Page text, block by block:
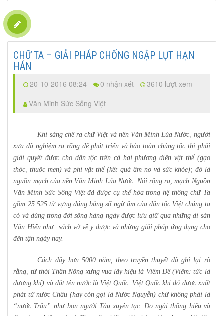
CHỮ TA – GIẢI PHÁP CHỐNG NGẬP LỤT HẠN
HÁN
20-10-2016 08:24 0 nhận xét
3610 lượt xem
Văn Minh Sức Sống Việt
Khi sáng chế ra chữ Việt và nền Văn Minh Lúa Nước, người
xưa đã nghiệm ra rằng để phát triển và bảo toàn chủng tộc thì phải
giải quyết được cho dân tộc trên cả hai phương diện vật thể (gạo
thóc, thuốc men) và phi vật thể (kết quả ấm no và sức khỏe); đó là
nguồn mạch của nền Văn Minh Lúa Nước. Nói rộng ra, mạch Nguồn
Văn Minh Sức Sống Việt đã được cụ thể hóa trong hệ thống chữ Ta
gồm 25.525 từ vựng đúng bằng số ngữ âm của dân tộc Việt chúng ta
có và dùng trong đời sống hàng ngày được lưu giữ qua những di sản
Văn Hiến như: sách vở về y dược và những giải pháp ứng dụng cho
đến tận ngày nay.
Cách đây hơn 5000 năm, theo truyền thuyết đã ghi lại rõ
rằng, từ thời Thần Nông xưng vua lấy hiệu là Viêm Đế (Viêm: tức là
dương khí) và đặt tên nước là Việt Quốc. Việt Quốc khi đó được xuất
phát từ nước Châu (hay còn gọi là Nước Nguyễn) chứ không phải là
“nước Trâu” như bọn người Tàu xuyên tạc. Do ngài thông hiểu và